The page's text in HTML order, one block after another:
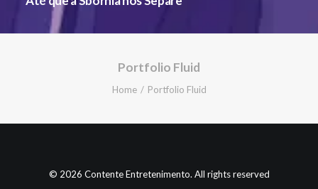
Portfolio Fluid
Home Portfolio Fluid
© 2026 Contente Entretenimento. All rights reserved